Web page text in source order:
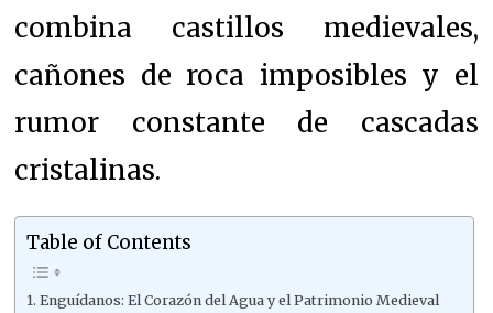
combina castillos medievales,
cañones de roca imposibles y el
rumor constante de cascadas
cristalinas.
Table of Contents
Enguídanos: El Corazón del Agua y el Patrimonio Medieval